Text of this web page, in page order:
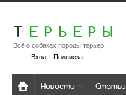
Т ЕРЬЕРЫ
Всё о собаках породы терьер
Вход· Подписка
Новости Статьи